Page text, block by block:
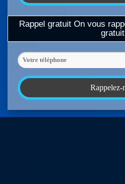
Rappel gratuit On vous
gratuit